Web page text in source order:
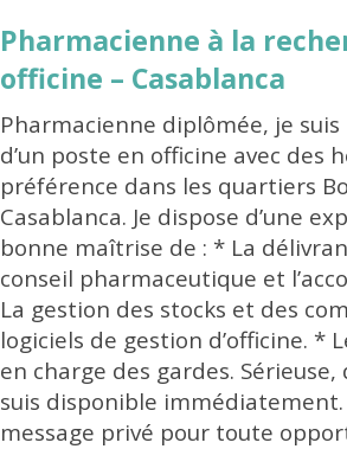
Pharmacienne à la
officine – Casablanca
Pharmacienne diplômée, je
d’un poste en officine avec des
préférence dans les quartiers
Casablanca. Je dispose d’une
bonne maîtrise de : * La
conseil pharmaceutique et
La gestion des stocks et des
logiciels de gestion d’officine. *
en charge des gardes.
suis disponible
message privé pour toute